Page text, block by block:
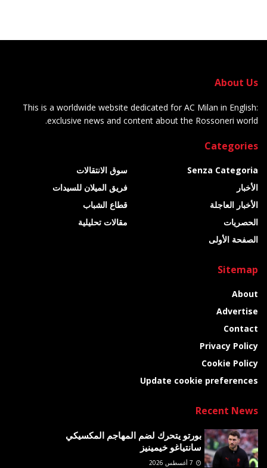
About Us
This is a worldwide website dedicated for AC Milan in English:
exclusive news and content about the Rossoneri world.
Categories
Senza Categoria
الأخبار
الأخبار العاجلة
الحصريات
الصفحة الأولى
سوق الانتقالات
فريق الميلان للسيدات
قطاع الشباب
مقالات تحليلية
Sitemap
About
Advertise
Contact
Privacy Policy
Cookie Policy
Update cookie preferences
Recent News
بورتو يتحرك لضم المهاجم المكسيكي
سانتياغو خيمينيز